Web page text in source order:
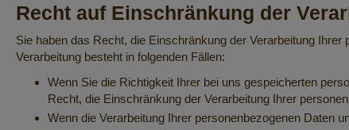
Recht auf Einschränkung der
Sie haben das Recht, die Einschränkung der Verarbeitung
Verarbeitung besteht in folgenden Fällen:
Wenn Sie die Richtigkeit Ihrer bei uns gespeicherten
Recht, die Einschränkung der Verarbeitung Ihrer
Wenn die Verarbeitung Ihrer personenbezogenen Daten